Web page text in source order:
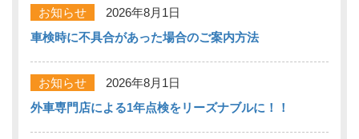
お知らせ
2026年8月1日
車検時に不具合があった場合のご案内方法
お知らせ
2026年8月1日
外車専門店による1年点検をリーズナブルに！！